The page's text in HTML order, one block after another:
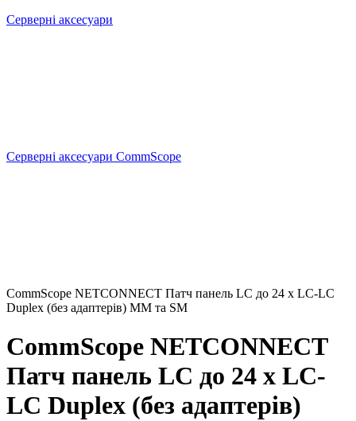
Серверні аксесуари
Серверні аксесуари CommScope
CommScope NETCONNECT Патч панель LC до 24 х LC-LC
Duplex (без адаптерів) ММ та SM
CommScope NETCONNECT
Патч панель LC до 24 х LC-
LC Duplex (без адаптерів)